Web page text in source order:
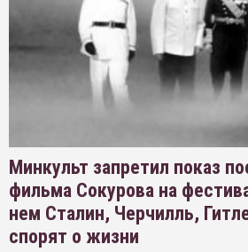
Минкульт запретил показ
фильма Сокурова на
нем Сталин, Черчилль,
спорят о жизни